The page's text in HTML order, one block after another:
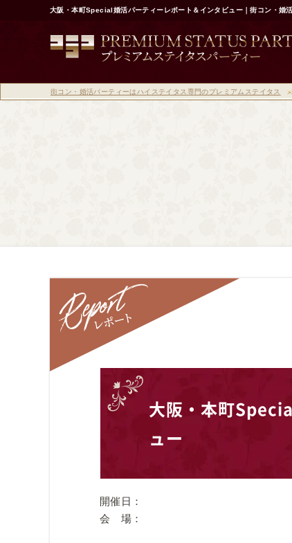
大阪・本町Special婚活パーティーレポート＆インタビュー｜街コン・婚
街コン・婚活パーティーはハイステイタス専門のプレミアムステイタス
大阪・本町
ュー
開催日：
会 場：